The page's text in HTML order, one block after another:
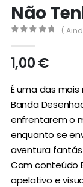
Não
(
1,00€
É uma das
Banda
enfrentarem o
enquanto se
aventura
Com conteúdo
apelativo e